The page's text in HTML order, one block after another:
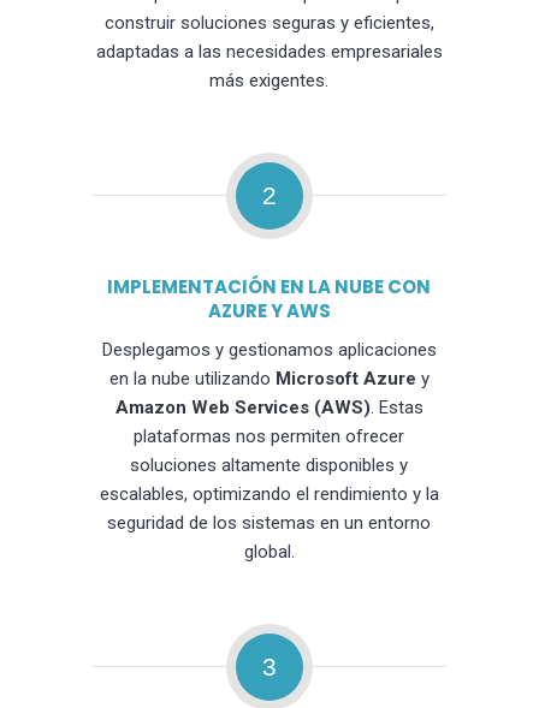
construir soluciones seguras y eficientes,
adaptadas a las necesidades empresariales
más exigentes.
2
IMPLEMENTACIÓN EN LA NUBE CON
AZURE Y AWS
Desplegamos y gestionamos aplicaciones
en la nube utilizando Microsoft Azure y
Amazon Web Services (AWS). Estas
plataformas nos permiten ofrecer
soluciones altamente disponibles y
escalables, optimizando el rendimiento y la
seguridad de los sistemas en un entorno
global.
3